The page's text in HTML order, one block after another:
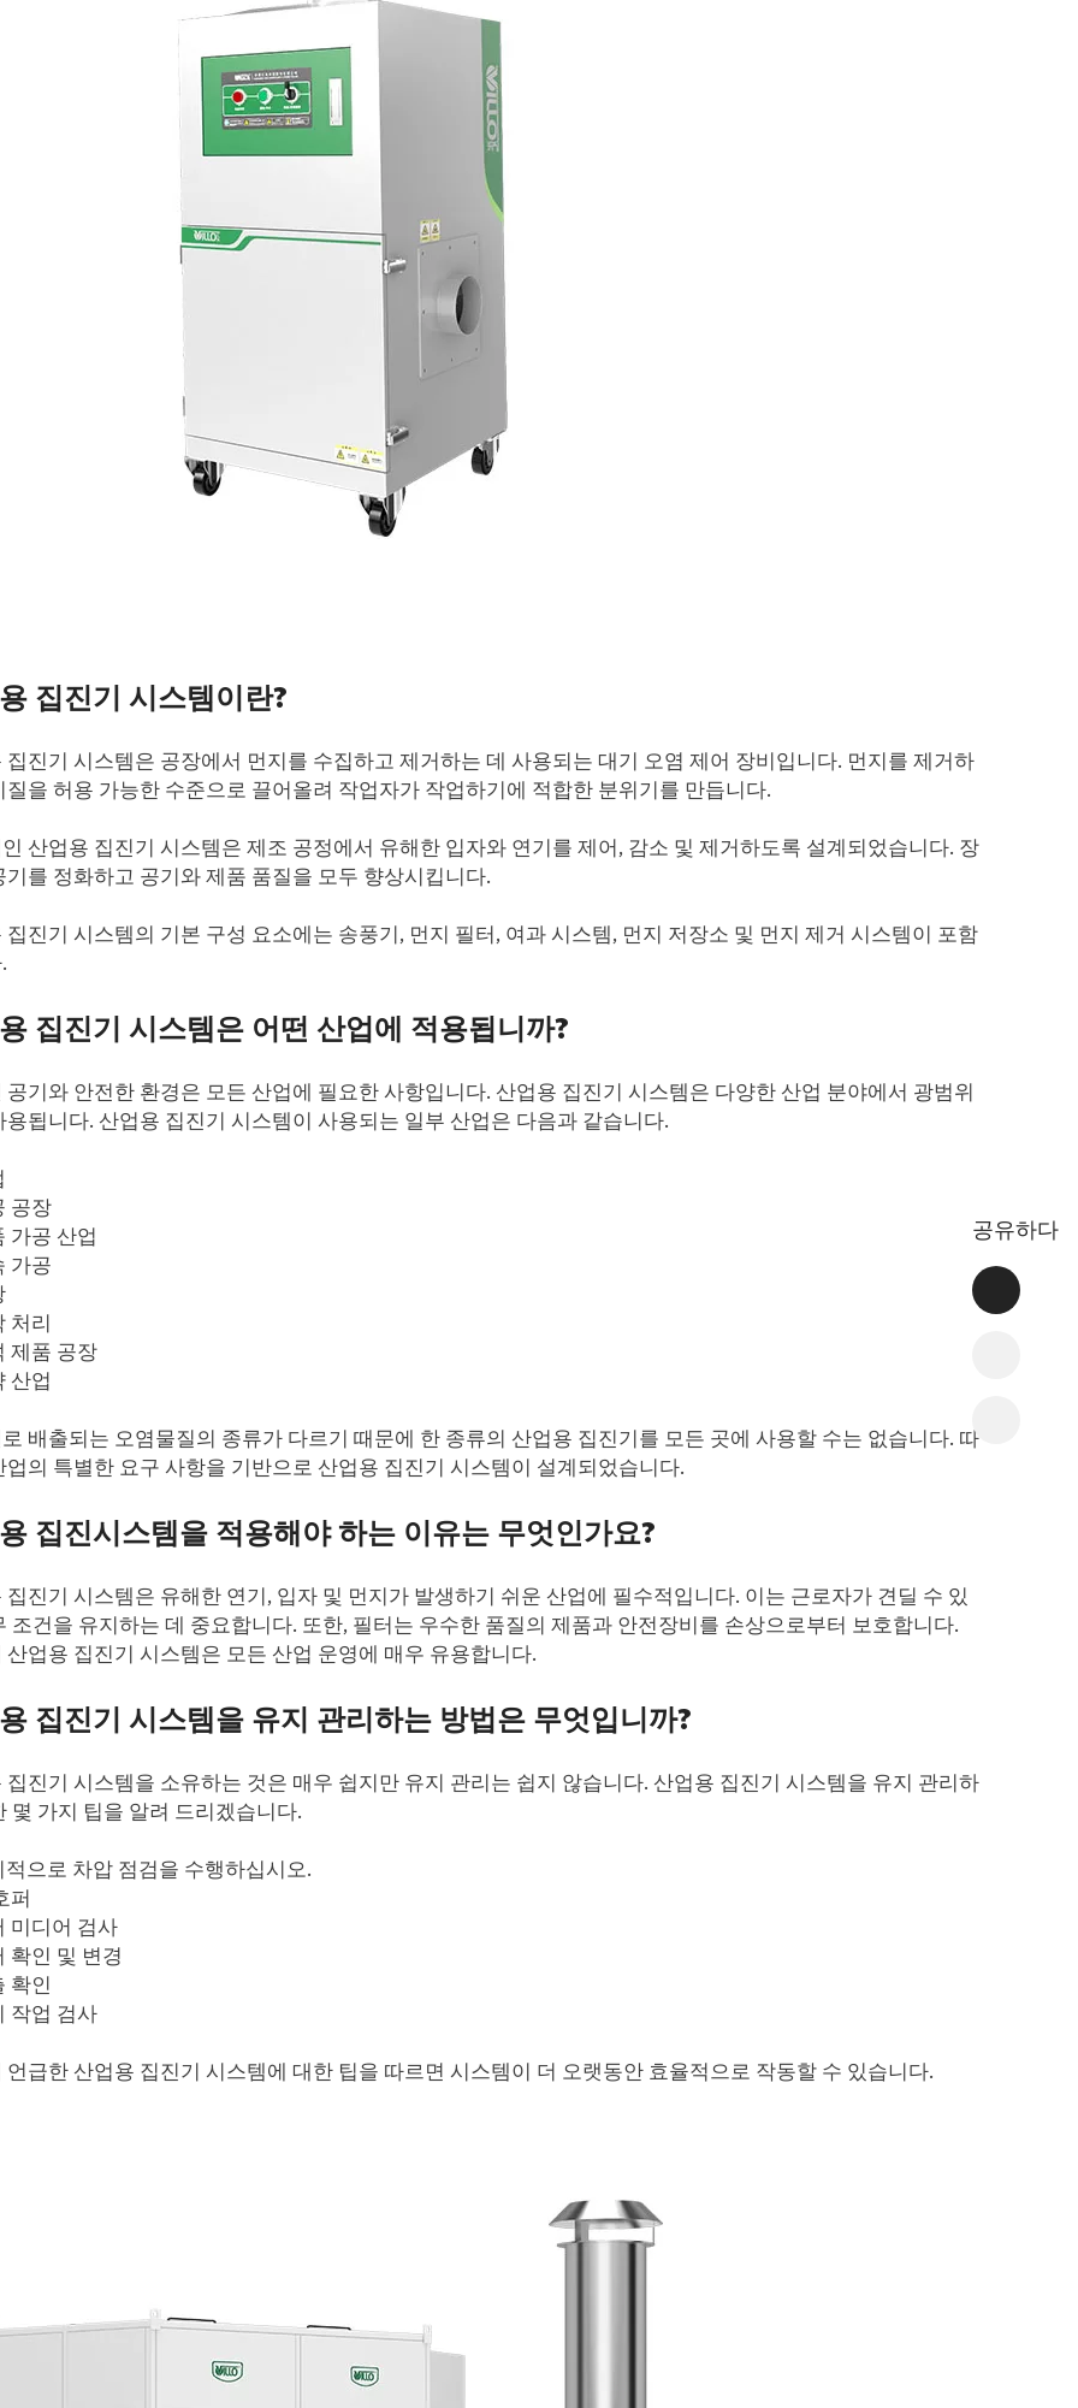
공유하다
집진기 시스템이란?
집진기 시스템은 공장에서 먼지를 수집하고 제거하는 데 사용되는 대기 오염 제어 장비입니다. 먼지를 제거하
질을 허용 가능한 수준으로 끌어올려 작업자가 작업하기에 적합한 분위기를 만듭니다.
산업용 집진기 시스템은 제조 공정에서 유해한 입자와 연기를 제어, 감소 및 제거하도록 설계되었습니다. 장
기를 정화하고 공기와 제품 품질을 모두 향상시킵니다.
집진기 시스템의 기본 구성 요소에는 송풍기, 먼지 필터, 여과 시스템, 먼지 저장소 및 먼지 제거 시스템이 포함
집진기 시스템은 어떤 산업에 적용됩니까?
공기와 안전한 환경은 모든 산업에 필요한 사항입니다. 산업용 집진기 시스템은 다양한 산업 분야에서 광범위
용됩니다. 산업용 집진기 시스템이 사용되는 일부 산업은 다음과 같습니다.
공장
가공 산업
가공
처리
제품 공장
산업
배출되는 오염물질의 종류가 다르기 때문에 한 종류의 산업용 집진기를 모든 곳에 사용할 수는 없습니다. 따
업의 특별한 요구 사항을 기반으로 산업용 집진기 시스템이 설계되었습니다.
집진시스템을 적용해야 하는 이유는 무엇인가요?
집진기 시스템은 유해한 연기, 입자 및 먼지가 발생하기 쉬운 산업에 필수적입니다. 이는 근로자가 견딜 수 있
조건을 유지하는 데 중요합니다. 또한, 필터는 우수한 품질의 제품과 안전장비를 손상으로부터 보호합니다.
산업용 집진기 시스템은 모든 산업 운영에 매우 유용합니다.
집진기 시스템을 유지 관리하는 방법은 무엇입니까?
집진기 시스템을 소유하는 것은 매우 쉽지만 유지 관리는 쉽지 않습니다. 산업용 집진기 시스템을 유지 관리하
몇 가지 팁을 알려 드리겠습니다.
적으로 차압 점검을 수행하십시오.
퍼
미디어 검사
확인 및 변경
확인
작업 검사
언급한 산업용 집진기 시스템에 대한 팁을 따르면 시스템이 더 오랫동안 효율적으로 작동할 수 있습니다.